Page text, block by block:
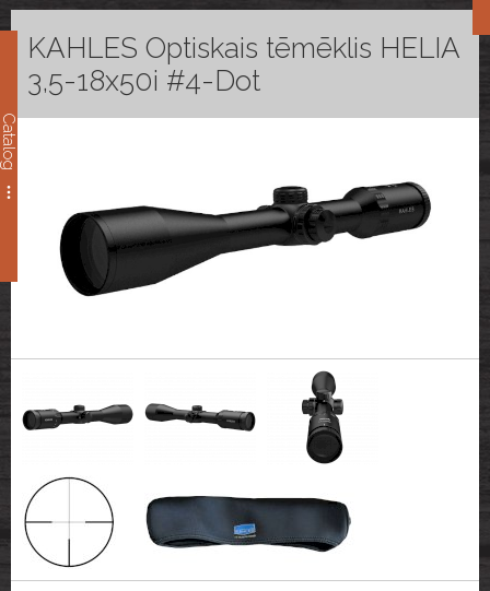
Catalog
KAHLES Optiskais tēmēklis HELIA
3,5-18x50i #4-Dot